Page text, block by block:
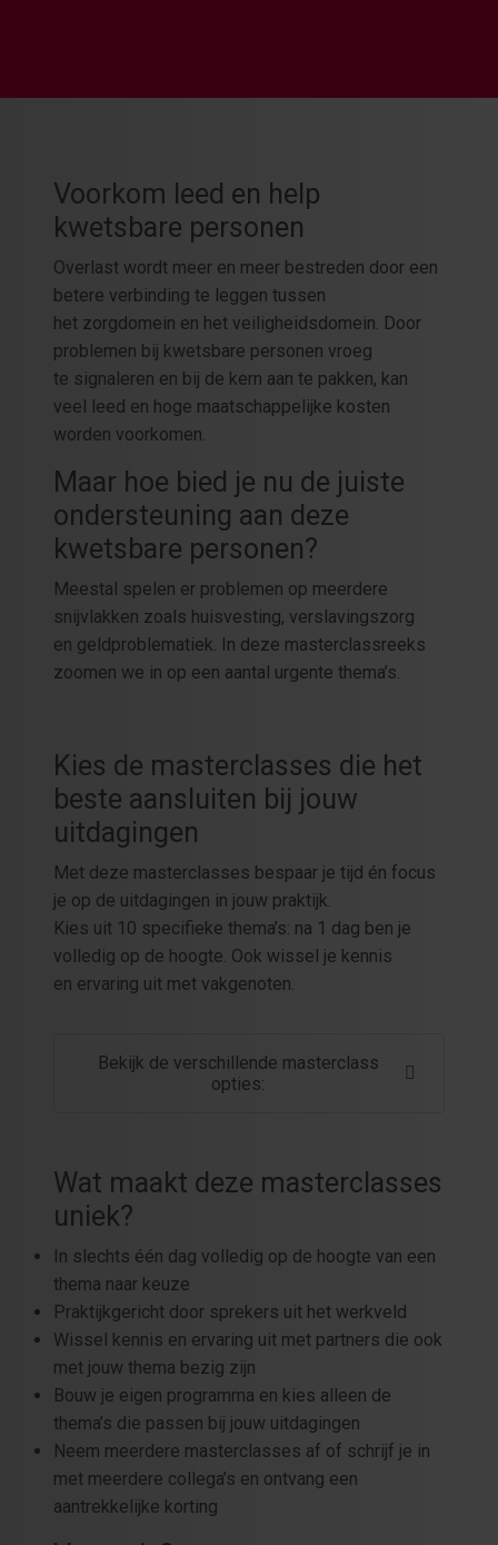
Voorkom leed en help
kwetsbare personen
Overlast wordt meer en meer bestreden door een
betere verbinding te leggen tussen
het zorgdomein en het veiligheidsdomein. Door
problemen bij kwetsbare personen vroeg
te signaleren en bij de kern aan te pakken, kan
veel leed en hoge maatschappelijke kosten
worden voorkomen.
Maar hoe bied je nu de juiste
ondersteuning aan deze
kwetsbare personen?
Meestal spelen er problemen op meerdere
snijvlakken zoals huisvesting, verslavingszorg
en geldproblematiek. In deze masterclassreeks
zoomen we in op een aantal urgente thema’s.
Kies de masterclasses die het
beste aansluiten bij jouw
uitdagingen
Met deze masterclasses bespaar je tijd én focus
je op de uitdagingen in jouw praktijk.
Kies uit 10 specifieke thema’s: na 1 dag ben je
volledig op de hoogte. Ook wissel je kennis
en ervaring uit met vakgenoten.
Bekijk de verschillende masterclass
opties:
Wat maakt deze masterclasses
uniek?
In slechts één dag volledig op de hoogte van een
thema naar keuze
Praktijkgericht door sprekers uit het werkveld
Wissel kennis en ervaring uit met partners die ook
met jouw thema bezig zijn
Bouw je eigen programma en kies alleen de
thema’s die passen bij jouw uitdagingen
Neem meerdere masterclasses af of schrijf je in
met meerdere collega’s en ontvang een
aantrekkelijke korting